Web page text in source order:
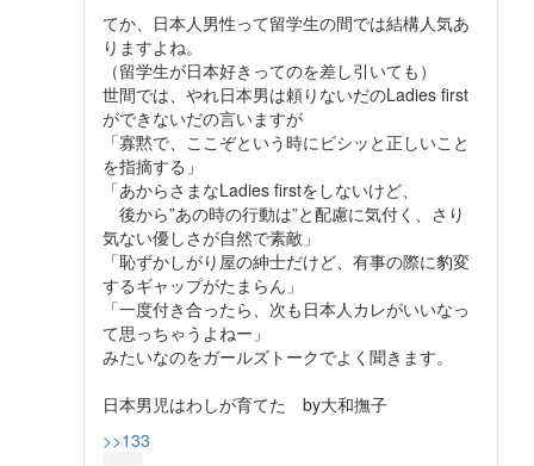
てか、日本人男性って留学生の間では結構人気あ
りますよね。
（留学生が日本好きってのを差し引いても）
世間では、やれ日本男は頼りないだのLadies first
ができないだの言いますが
「寡黙で、ここぞという時にビシッと正しいこと
を指摘する」
「あからさまなLadies firstをしないけど、
後から”あの時の行動は”と配慮に気付く、さり
気ない優しさが自然で素敵」
「恥ずかしがり屋の紳士だけど、有事の際に豹変
するギャップがたまらん」
「一度付き合ったら、次も日本人カレがいいなっ
て思っちゃうよねー」
みたいなのをガールズトークでよく聞きます。
日本男児はわしが育てた by大和撫子
>>133